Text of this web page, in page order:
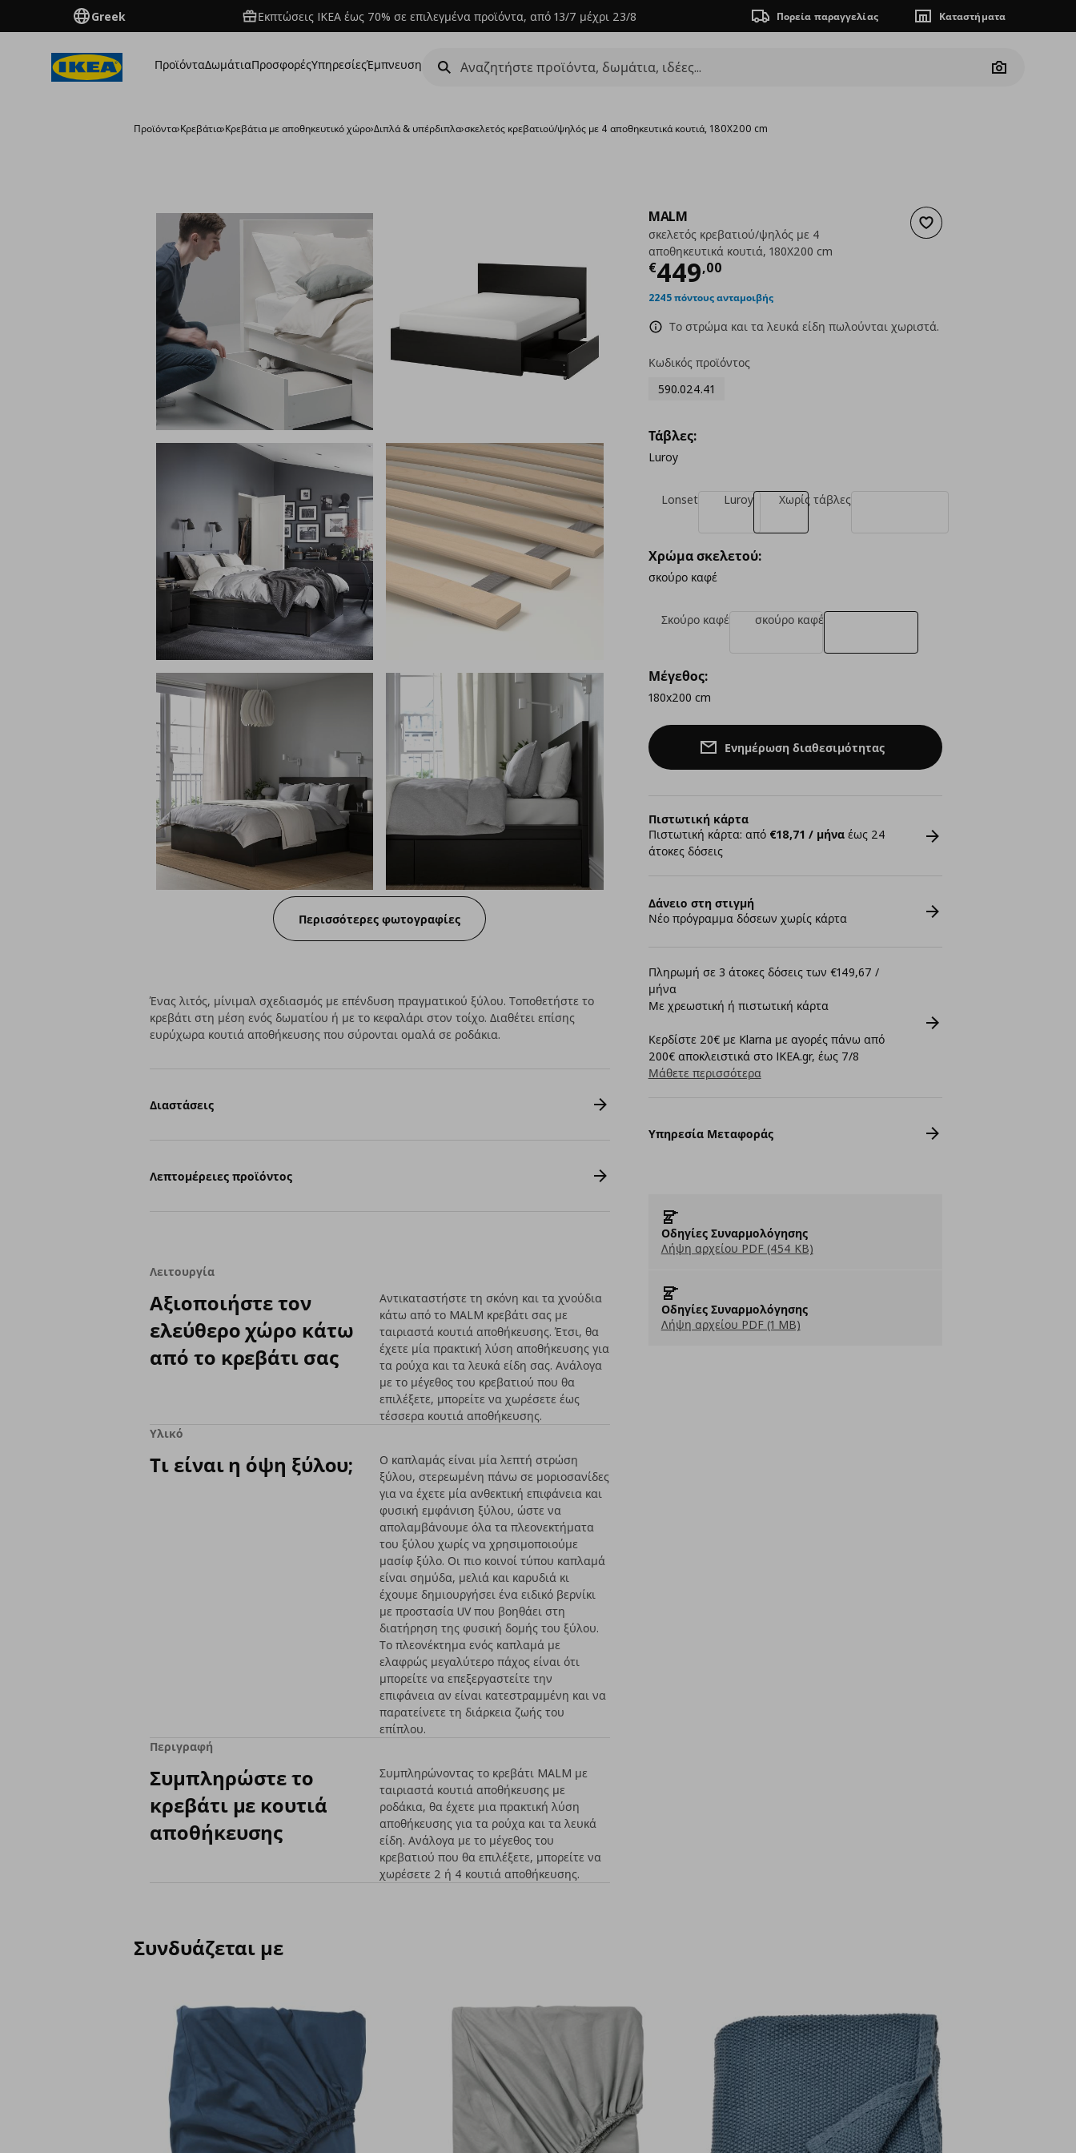
Greek Εκπτώσεις IKEA έως 70% σε επιλεγμένα προϊόντα, από 13/7 μέχρι 23/8 Πορεία παραγγελίας Καταστήματα
ΠροϊόνταΔωμάτιαΠροσφορέςΥπηρεσίεςΈμπνευση
Camera
Προϊόντα›Κρεβάτια›Κρεβάτια με αποθηκευτικό χώρο›Διπλά & υπέρδιπλα›σκελετός κρεβατιού/ψηλός με 4 αποθηκευτικά κουτιά, 180X200 cm
Περισσότερες φωτογραφίες
Προσθήκη στα αγαπημένα
MALM
σκελετός κρεβατιού/ψηλός με 4
αποθηκευτικά κουτιά, 180X200 cm
€449,00
Τρέχουσα τιμή
2245 πόντους ανταμοιβής
Το στρώμα και τα λευκά είδη πωλούνται χωριστά.
Κωδικός προϊόντος
590.024.41
Τάβλες:
Luroy
Lonset Luroy Χωρίς τάβλες
Χρώμα σκελετού:
σκούρο καφέ
Σκούρο καφέ σκούρο καφέ
Μέγεθος:
180x200 cm
Ενημέρωση διαθεσιμότητας
Πιστωτική κάρτα
Πιστωτική κάρτα: από €18,71 / μήναέως 24
άτοκες δόσεις
Δάνειο στη στιγμή
Νέο πρόγραμμα δόσεων χωρίς κάρτα
Πληρωμή σε 3 άτοκες δόσεις των €149,67 /
μήνα
Με χρεωστική ή πιστωτική κάρτα
Κερδίστε 20€ με Klarna με αγορές πάνω από
200€ αποκλειστικά στο IKEA.gr, έως 7/8
Μάθετε περισσότερα
Υπηρεσία Μεταφοράς
Οδηγίες Συναρμολόγησης
Λήψη αρχείου PDF (454 KB)
Οδηγίες Συναρμολόγησης
Λήψη αρχείου PDF (1 MB)
Ένας λιτός, μίνιμαλ σχεδιασμός με επένδυση πραγματικού ξύλου. Τοποθετήστε το
κρεβάτι στη μέση ενός δωματίου ή με το κεφαλάρι στον τοίχο. Διαθέτει επίσης
ευρύχωρα κουτιά αποθήκευσης που σύρονται ομαλά σε ροδάκια.
Διαστάσεις
Λεπτομέρειες προϊόντος
Λειτουργία
Αξιοποιήστε τον
ελεύθερο χώρο κάτω
από το κρεβάτι σας
Αντικαταστήστε τη σκόνη και τα χνούδια
κάτω από το MALM κρεβάτι σας με
ταιριαστά κουτιά αποθήκευσης. Έτσι, θα
έχετε μία πρακτική λύση αποθήκευσης για
τα ρούχα και τα λευκά είδη σας. Ανάλογα
με το μέγεθος του κρεβατιού που θα
επιλέξετε, μπορείτε να χωρέσετε έως
τέσσερα κουτιά αποθήκευσης.
Υλικό
Τι είναι η όψη ξύλου;
Ο καπλαμάς είναι μία λεπτή στρώση
ξύλου, στερεωμένη πάνω σε μοριοσανίδες
για να έχετε μία ανθεκτική επιφάνεια και
φυσική εμφάνιση ξύλου, ώστε να
απολαμβάνουμε όλα τα πλεονεκτήματα
του ξύλου χωρίς να χρησιμοποιούμε
μασίφ ξύλο. Οι πιο κοινοί τύπου καπλαμά
είναι σημύδα, μελιά και καρυδιά κι
έχουμε δημιουργήσει ένα ειδικό βερνίκι
με προστασία UV που βοηθάει στη
διατήρηση της φυσική δομής του ξύλου.
Το πλεονέκτημα ενός καπλαμά με
ελαφρώς μεγαλύτερο πάχος είναι ότι
μπορείτε να επεξεργαστείτε την
επιφάνεια αν είναι κατεστραμμένη και να
παρατείνετε τη διάρκεια ζωής του
επίπλου.
Περιγραφή
Συμπληρώστε το
κρεβάτι με κουτιά
αποθήκευσης
Συμπληρώνοντας το κρεβάτι MALM με
ταιριαστά κουτιά αποθήκευσης με
ροδάκια, θα έχετε μια πρακτική λύση
αποθήκευσης για τα ρούχα και τα λευκά
είδη. Ανάλογα με το μέγεθος του
κρεβατιού που θα επιλέξετε, μπορείτε να
χωρέσετε 2 ή 4 κουτιά αποθήκευσης.
Συνδυάζεται με